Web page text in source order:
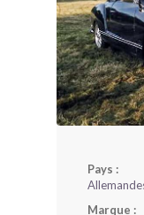
Pays :
Marque :